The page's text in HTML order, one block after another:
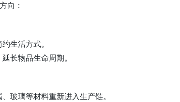
向：
生活方式。
长物品生命周期。
玻璃等材料重新进入生产链。